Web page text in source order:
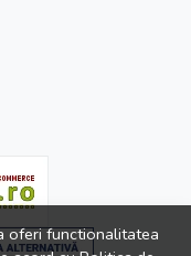
oferi functionalitatea